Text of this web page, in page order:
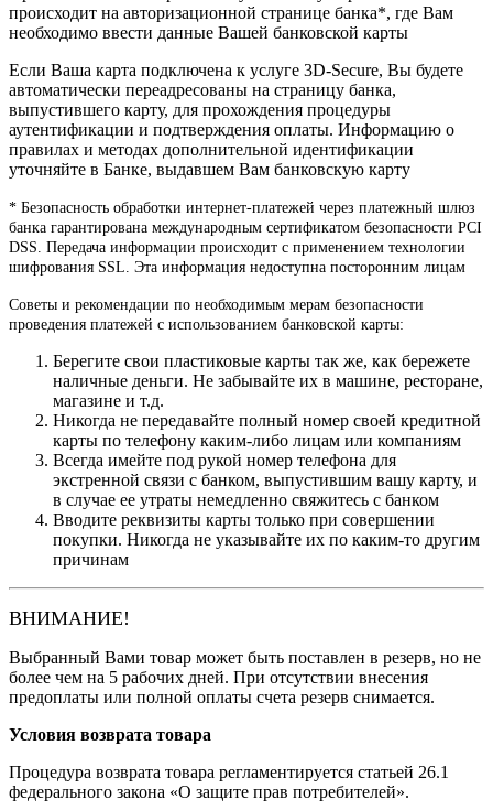
происходит на авторизационной странице банка*, где Вам
необходимо ввести данные Вашей банковской карты
Если Ваша карта подключена к услуге 3D-Secure, Вы будете
автоматически переадресованы на страницу банка,
выпустившего карту, для прохождения процедуры
аутентификации и подтверждения оплаты. Информацию о
правилах и методах дополнительной идентификации
уточняйте в Банке, выдавшем Вам банковскую карту
* Безопасность обработки интернет-платежей через платежный шлюз
банка гарантирована международным сертификатом безопасности PCI
DSS. Передача информации происходит с применением технологии
шифрования SSL. Эта информация недоступна посторонним лицам
Советы и рекомендации по необходимым мерам безопасности
проведения платежей с использованием банковской карты:
Берегите свои пластиковые карты так же, как бережете
наличные деньги. Не забывайте их в машине, ресторане,
магазине и т.д.
Никогда не передавайте полный номер своей кредитной
карты по телефону каким-либо лицам или компаниям
Всегда имейте под рукой номер телефона для
экстренной связи с банком, выпустившим вашу карту, и
в случае ее утраты немедленно свяжитесь с банком
Вводите реквизиты карты только при совершении
покупки. Никогда не указывайте их по каким-то другим
причинам
ВНИМАНИЕ!
Выбранный Вами товар может быть поставлен в резерв, но не
более чем на 5 рабочих дней. При отсутствии внесения
предоплаты или полной оплаты счета резерв снимается.
Условия возврата товара
Процедура возврата товара регламентируется статьей 26.1
федерального закона «О защите прав потребителей».